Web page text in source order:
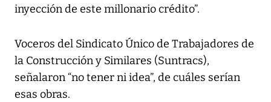
inyección de este millonario crédito”.
Voceros del Sindicato Único de Trabajadores de
la Construcción y Similares (Suntracs),
señalaron “no tener ni idea”, de cuáles serían
esas obras.